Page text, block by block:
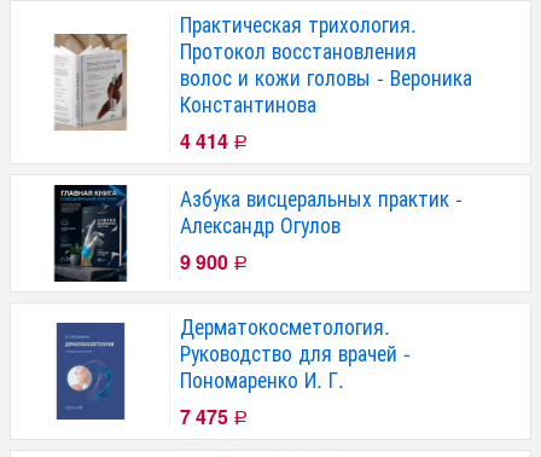
Практическая трихология.
Протокол восстановления
волос и кожи головы - Вероника
Константинова
4 414 Р
Азбука висцеральных практик -
Александр Огулов
9 900 Р
Дерматокосметология.
Руководство для врачей -
Пономаренко И. Г.
7 475 Р